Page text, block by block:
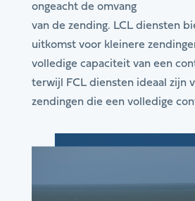
ongeacht de omvang
van de zending. LCL diensten
uitkomst voor kleinere
volledige capaciteit van een
terwijl FCL diensten ideaal zijn
zendingen die een volledige